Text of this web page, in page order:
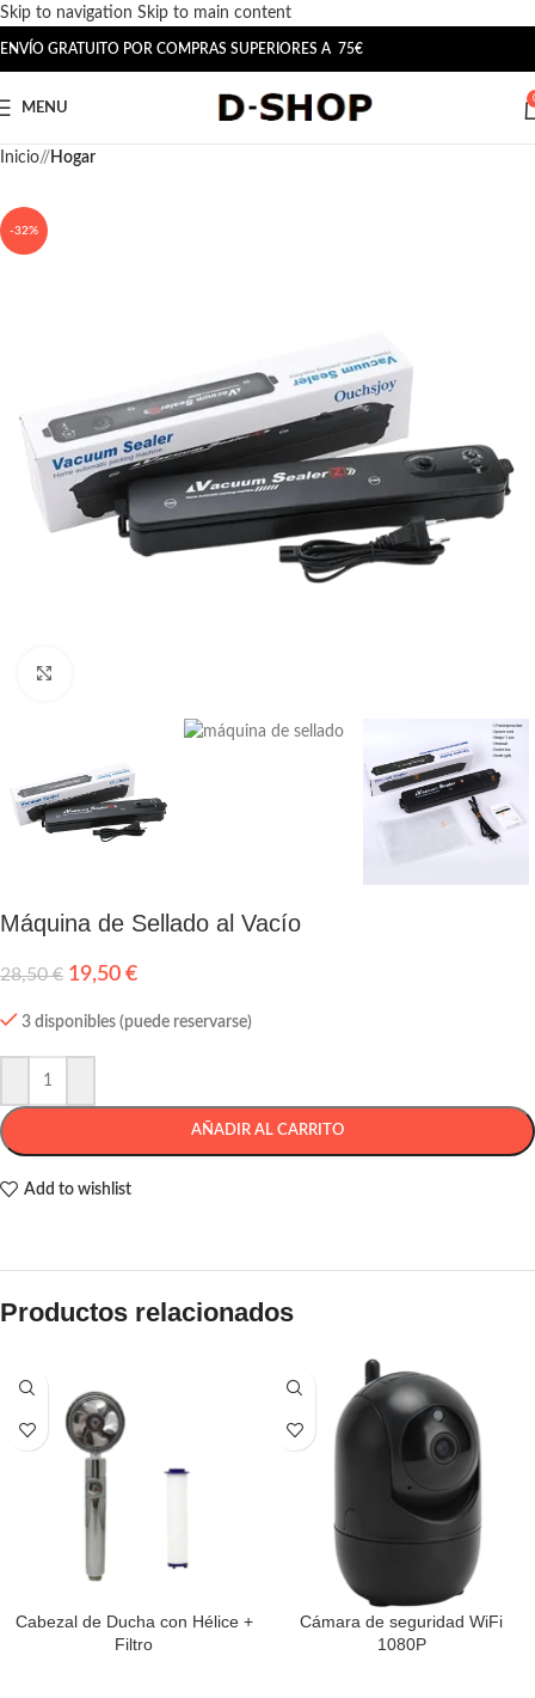
Skip to navigation Skip to main content
ENVÍO GRATUITO POR COMPRAS SUPERIORES A 75€
MENU
Inicio/ Hogar
-32%
Máquina de Sellado al Vacío
28,50€ 19,50 €
3 disponibles (puede reservarse)
AÑADIR AL CARRITO
Add to wishlist
Productos relacionados
Cabezal de Ducha con Hélice +
Filtro
Cámara de seguridad WiFi
1080P